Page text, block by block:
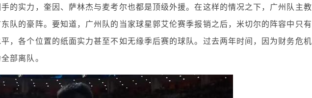
的实力，奎因、萨林杰与麦考尔也都是顶级外援。在这样的情况之下，广州队主教
队的豪阵。要知道，广州队的当家球星郭艾伦赛季报销之后，米切尔的阵容中只有
，各个位置的纸面实力甚至不如无缘季后赛的球队。过去两年时间，因为财务危机
部离队。